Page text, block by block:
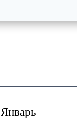
Январь